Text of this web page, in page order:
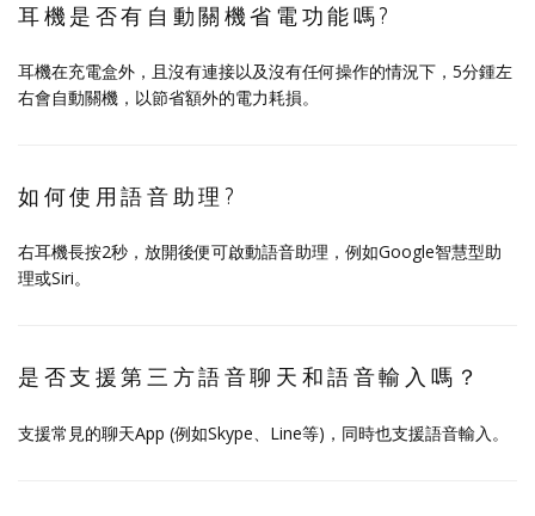
耳機是否有自動關機省電功能嗎?
耳機在充電盒外，且沒有連接以及沒有任何操作的情況下，5分鍾左
右會自動關機，以節省額外的電力耗損。
如何使用語音助理?
右耳機長按2秒，放開後便可啟動語音助理，例如Google智慧型助
理或Siri。
是否支援第三方語音聊天和語音輸入嗎？
支援常見的聊天App (例如Skype、Line等)，同時也支援語音輸入。